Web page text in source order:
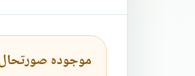
موجودہ